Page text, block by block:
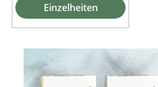
Einzelheiten